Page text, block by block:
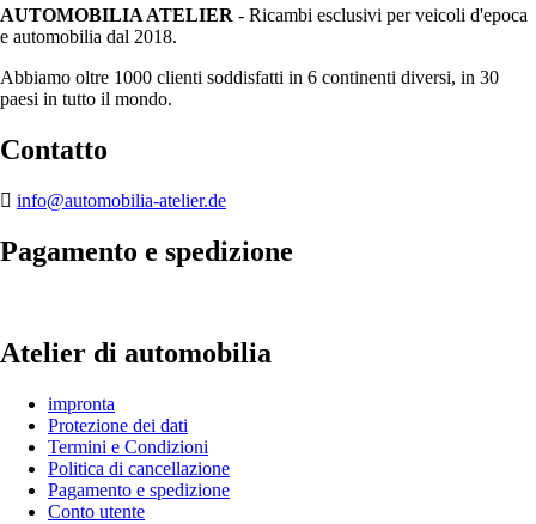
AUTOMOBILIA ATELIER - Ricambi esclusivi per veicoli d'epoca
e automobilia dal 2018.
Abbiamo oltre 1000 clienti soddisfatti in 6 continenti diversi, in 30
paesi in tutto il mondo.
Contatto
info@automobilia-atelier.de
Pagamento e spedizione
Atelier di automobilia
impronta
Protezione dei dati
Termini e Condizioni
Politica di cancellazione
Pagamento e spedizione
Conto utente